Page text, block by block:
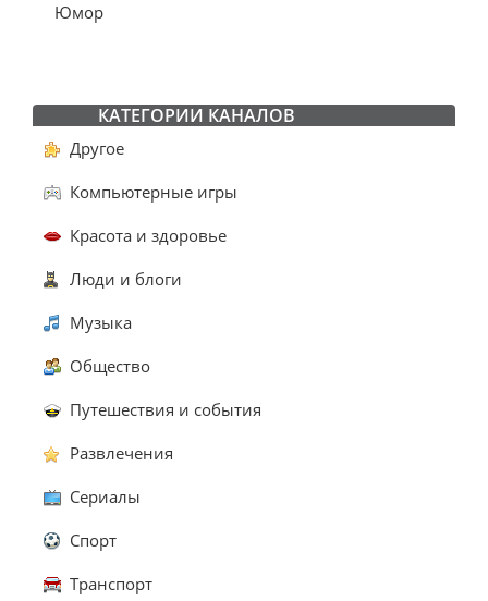
Юмор
КАТЕГОРИИ КАНАЛОВ
Другое
Компьютерные игры
Красота и здоровье
Люди и блоги
Музыка
Общество
Путешествия и события
Развлечения
Сериалы
Спорт
Транспорт